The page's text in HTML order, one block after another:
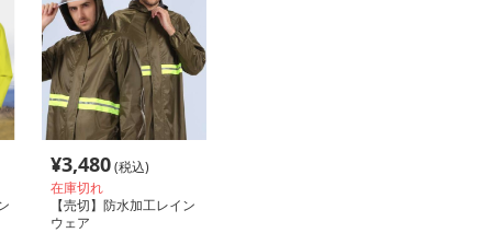
¥3,480(税込)
在庫切れ
【売切】防水加工レイン
ウェア